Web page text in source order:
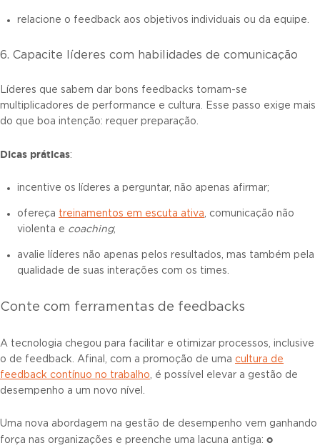
relacione o feedback aos objetivos individuais ou da equipe.
6. Capacite líderes com habilidades de comunicação
Líderes que sabem dar bons feedbacks tornam-se
multiplicadores de performance e cultura. Esse passo exige mais
do que boa intenção: requer preparação.
Dicas práticas:
incentive os líderes a perguntar, não apenas afirmar;
ofereça treinamentos em escuta ativa, comunicação não
violenta e coaching;
avalie líderes não apenas pelos resultados, mas também pela
qualidade de suas interações com os times.
Conte com ferramentas de feedbacks
A tecnologia chegou para facilitar e otimizar processos, inclusive
o de feedback. Afinal, com a promoção de uma cultura de
feedback contínuo no trabalho, é possível elevar a gestão de
desempenho a um novo nível.
Uma nova abordagem na gestão de desempenho vem ganhando
força nas organizações e preenche uma lacuna antiga: o